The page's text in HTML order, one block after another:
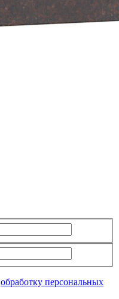
обработку персональных